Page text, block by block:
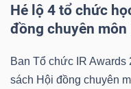
Hé lộ 4 tổ chức
đồng chuyên môn
Ban Tổ chức IR
sách Hội đồng chuyên